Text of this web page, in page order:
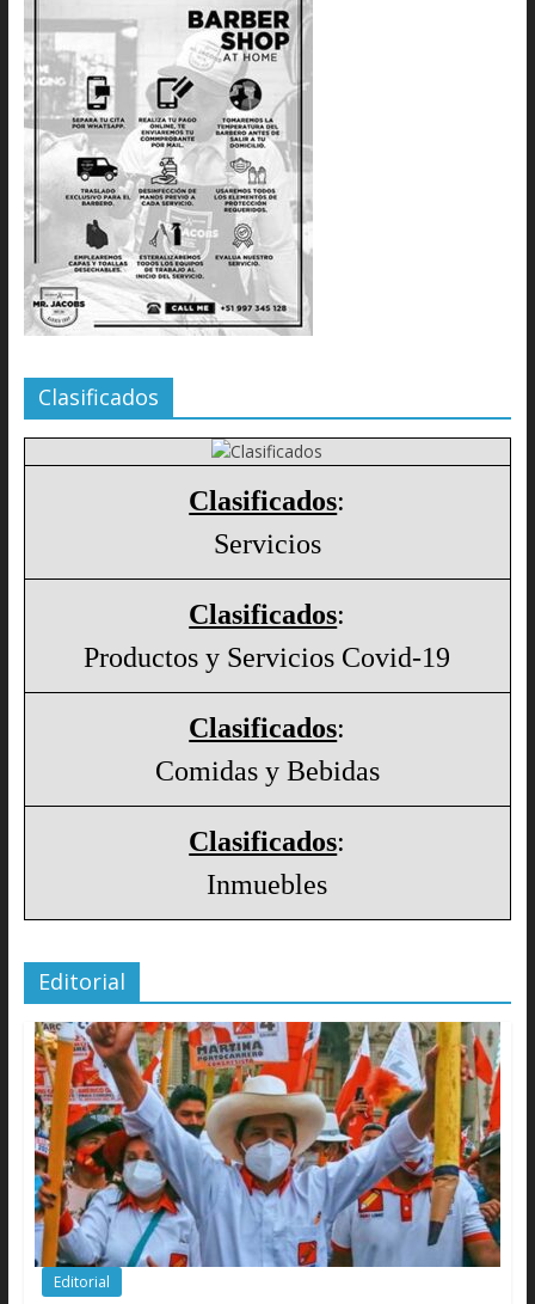
Clasificados
Clasificados:
Servicios
Clasificados:
Productos y Servicios Covid-19
Clasificados:
Comidas y Bebidas
Clasificados:
Inmuebles
Editorial
Editorial